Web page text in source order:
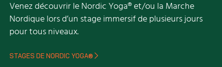
Venez découvrir le Nordic Yoga® et/ou la Marche
Nordique lors d’un stage immersif de plusieurs jours
pour tous niveaux.
STAGES DE NORDIC YOGA®